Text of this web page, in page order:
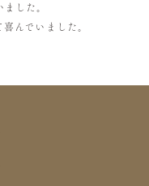
した。
んでいました。